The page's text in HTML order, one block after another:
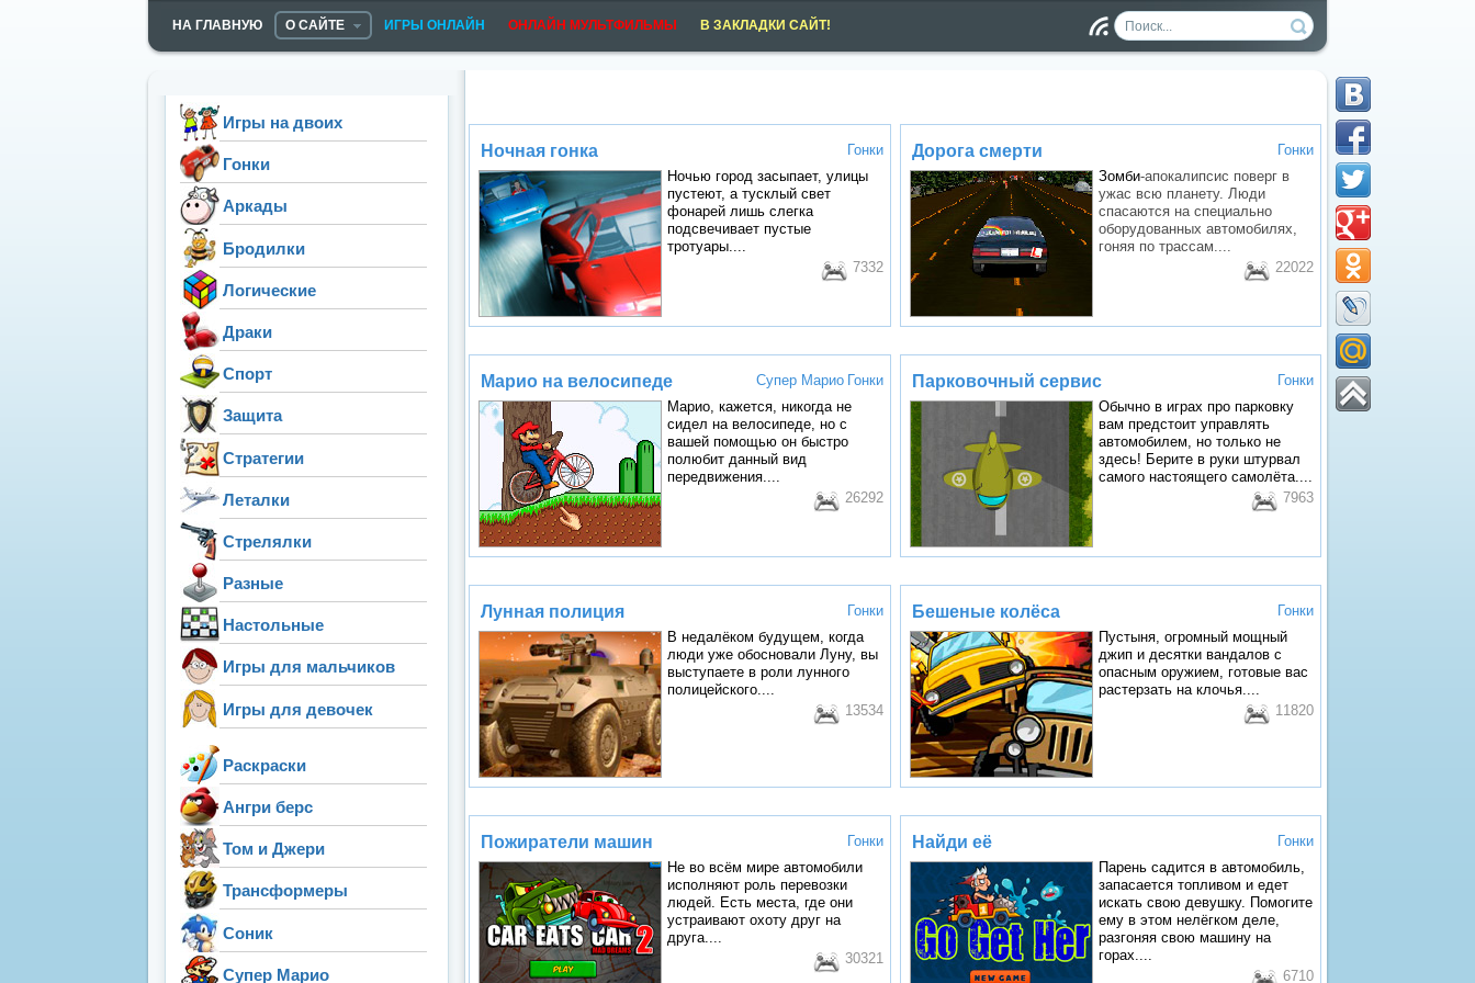
НА ГЛАВНУЮ О САЙТЕ ИГРЫ ОНЛАЙН ОНЛАЙН МУЛЬТФИЛЬМЫ
В ЗАКЛАДКИ САЙТ!
ен
Ночная гонка
Гонки
Ночью город засыпает, улицы
пустеют, а тусклый свет
фонарей лишь слегка
подсвечивает пустые
тротуары....
7332
Дорога смерти
Гонки
Зомби-апокалипсис поверг в
ужас всю планету. Люди
спасаются на специально
оборудованных автомобилях,
гоняя по трассам....
22022
Марио на велосипеде Гонки
Супер Марио
Марио, кажется, никогда не
сидел на велосипеде, но с
вашей помощью он быстро
полюбит данный вид
передвижения....
26292
Парковочный сервис
Гонки
Обычно в играх про парковку
вам предстоит управлять
автомобилем, но только не
здесь! Берите в руки штурвал
самого настоящего самолёта....
7963
Лунная полиция
Гонки
В недалёком будущем, когда
люди уже обосновали Луну, вы
выступаете в роли лунного
полицейского....
13534
Бешеные колёса
Гонки
Пустыня, огромный мощный
джип и десятки вандалов с
опасным оружием, готовые вас
растерзать на клочья....
11820
Пожиратели машин
Гонки
Не во всём мире автомобили
исполняют роль перевозки
людей. Есть места, где они
устраивают охоту друг на
друга....
30321
Найди её
Гонки
Парень садится в автомобиль,
запасается топливом и едет
искать свою девушку. Помогите
ему в этом нелёгком деле,
разгоняя свою машину на
горах....
6710
Игры на двоих
Гонки
Аркады
Бродилки
Логические
Драки
Спорт
Защита
Стратегии
Леталки
Стрелялки
Разные
Настольные
Игры для мальчиков
Игры для девочек
Раскраски
Ангри берс
Том и Джери
Трансформеры
Соник
Супер Марио